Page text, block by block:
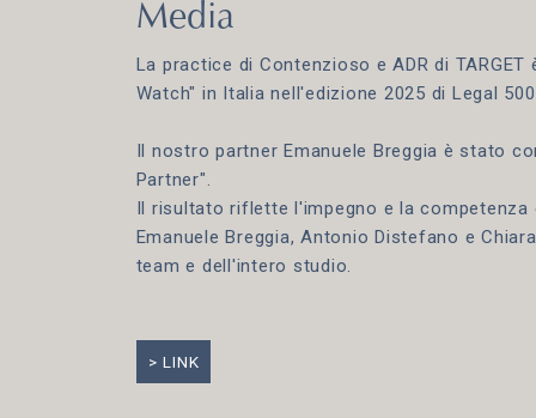
Media
La practice di Contenzioso e ADR di
Watch" in Italia nell'edizione 2025 di Legal 500
Il nostro partner Emanuele Breggia è stato
Partner".
Il risultato riflette l'impegno e la
Emanuele Breggia, Antonio Distefano e
team e dell'intero studio.
LINK